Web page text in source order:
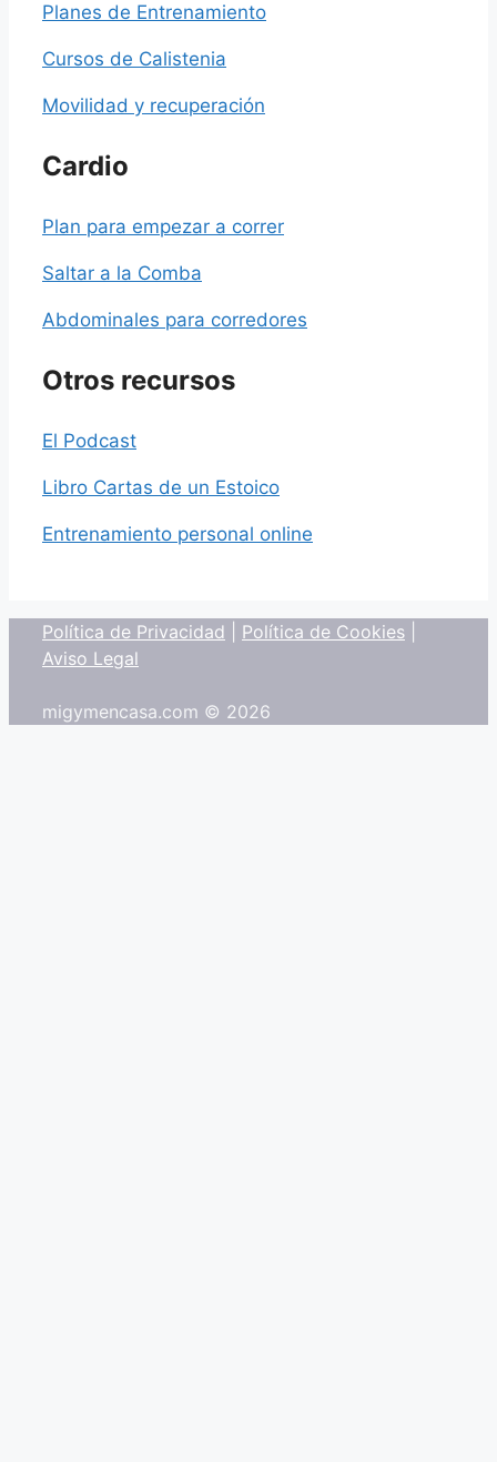
Planes de Entrenamiento
Cursos de Calistenia
Movilidad y recuperación
Cardio
Plan para empezar a correr
Saltar a la Comba
Abdominales para corredores
Otros recursos
El Podcast
Libro Cartas de un Estoico
Entrenamiento personal online
Política de Privacidad Política de Cookies
Aviso Legal
migymencasa.com © 2026